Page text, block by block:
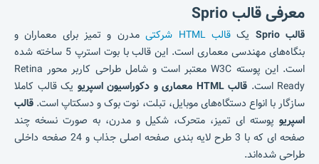
معرفی قالب Sprio
قالب Sprio یکقالب HTML شرکتی
مدرن و تمیز برای معماران و
بنگاه‌های مهندسی معماری است. این قالب با بوت استرپ 5 ساخته شده
است. این پوسته W3C معتبر است و شامل طراحی کاربر محور Retina
Ready است.
قالب HTML معماری و دکوراسیون اسپریو
یک قالب کاملا
سازگار با انواع دستگاه‌های موبایل، تبلت، نوت بوک و دسکتاپ است. قالب
اسپریو پوسته ای تمیز، متحرک، شکیل و مدرن، به صورت نسخه چند
صفحه ای که با 3 طرح لایه بندی صفحه اصلی جذاب و 24 صفحه داخلی
طراحی شده‌اند.